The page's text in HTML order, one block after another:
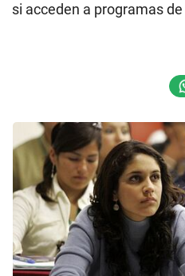
si acceden a programas